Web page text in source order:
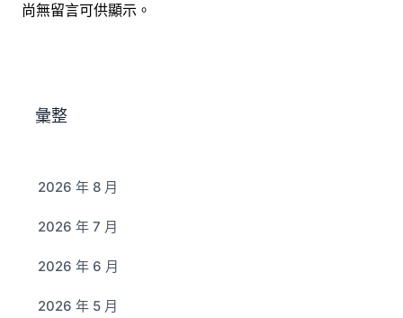
尚無留言可供顯示。
彙整
2026 年 8 月
2026 年 7 月
2026 年 6 月
2026 年 5 月